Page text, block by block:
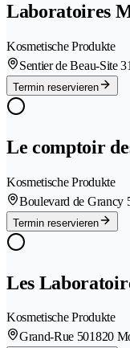
Laboratoires
Kosmetische Produkte
Sentier de Beau-Site 3
Termin reservieren
Le comptoir
Kosmetische Produkte
Boulevard de Grancy
Termin reservieren
Les
Kosmetische Produkte
Grand-Rue 501820